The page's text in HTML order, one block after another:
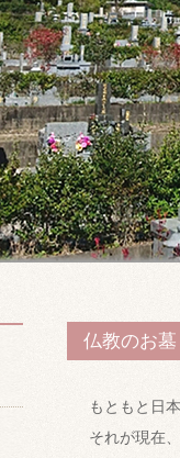
仏教のお墓
もともと日
それが現在